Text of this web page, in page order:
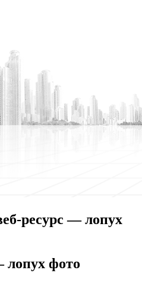
ресурс — лопух
лопух фото